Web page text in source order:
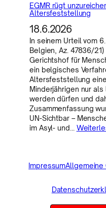
EGMR rügt
Altersfeststellung
18.6.2026
In seinem Urteil vom
Belgien, Az. 47836/
Gerichtshof für
ein belgisches
Altersfeststellung
Minderjährigen nur
werden dürfen und
Zusammenfassung
UN-Sichtbar –
im Asyl- und…
ImpressumAllgemeine